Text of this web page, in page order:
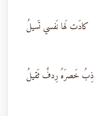
كادَت لَها نَفسي تَسيلُ
ذِبُ خَصرَهُ رِدفٌ ثَقيلُ